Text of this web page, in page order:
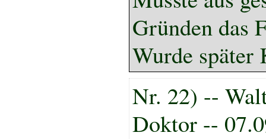
Gründen das
Wurde später
Nr. 22) --
Doktor --